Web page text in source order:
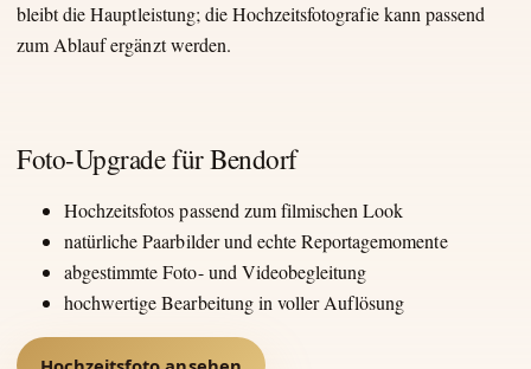
bleibt die Hauptleistung; die Hochzeitsfotografie kann passend
zum Ablauf ergänzt werden.
Foto-Upgrade für Bendorf
Hochzeitsfotos passend zum filmischen Look
natürliche Paarbilder und echte Reportagemomente
abgestimmte Foto- und Videobegleitung
hochwertige Bearbeitung in voller Auflösung